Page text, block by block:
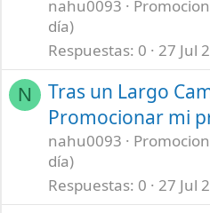
nahu0093
día)
Respuestas 0 27 Jul
N
Tras un Largo
Promocionar mi
nahu0093
día)
Respuestas 0 27 Jul